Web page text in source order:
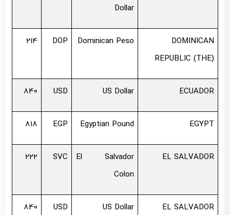
Dollar
DOMINICAN
REPUBLIC (THE)
Dominican Peso
DOP
214
ECUADOR
US Dollar
USD
840
EGYPT
Egyptian Pound
EGP
818
EL SALVADOR
El Salvador
Colon
SVC
222
EL SALVADOR
US Dollar
USD
840